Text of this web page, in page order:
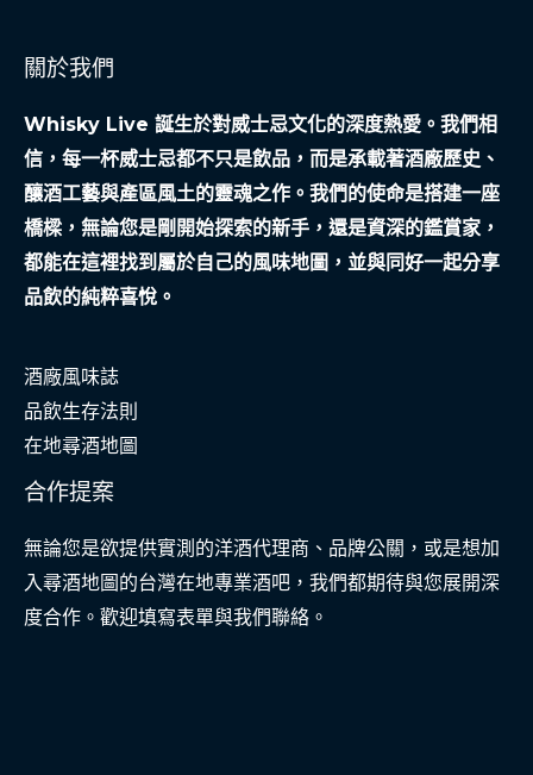
關於我們
Whisky Live 誕生於對威士忌文化的深度熱愛。我們相
信，每一杯威士忌都不只是飲品，而是承載著酒廠歷史、
釀酒工藝與產區風土的靈魂之作。我們的使命是搭建一座
橋樑，無論您是剛開始探索的新手，還是資深的鑑賞家，
都能在這裡找到屬於自己的風味地圖，並與同好一起分享
品飲的純粹喜悅。
酒廠風味誌
品飲生存法則
在地尋酒地圖
合作提案
無論您是欲提供實測的洋酒代理商、品牌公關，或是想加
入尋酒地圖的台灣在地專業酒吧，我們都期待與您展開深
度合作。歡迎填寫表單與我們聯絡。